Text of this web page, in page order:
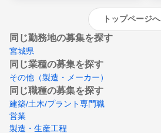
トップページへ
同じ勤務地の募集を探す
宮城県
同じ業種の募集を探す
その他（製造・メーカー）
同じ職種の募集を探す
建築/土木/プラント専門職
営業
製造・生産工程